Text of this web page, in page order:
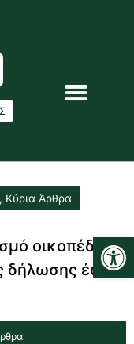
, Κύρια Άρθρα
οικοπέδων
δήλωσης έως